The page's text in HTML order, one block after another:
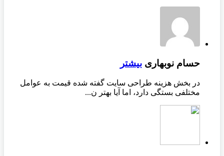
حسام نوبهاری بیشتر
در بخش هزینه طراحی سایت گفته شده قیمت به عوامل
مختلفی بستگی دارد، اما آیا بهتر ن...